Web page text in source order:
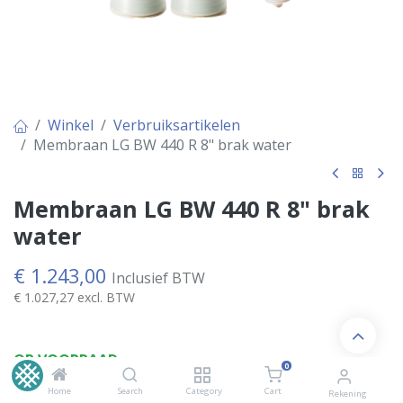
Home Search Category
0
Cart Rekening
Winkel
Verbruiksartikelen
Membraan LG BW 440 R 8" brak water
Membraan LG BW 440 R 8" brak
water
€ 1.243,00 Inclusief BTW
€ 1.027,27 excl. BTW
OP VOORRAAD